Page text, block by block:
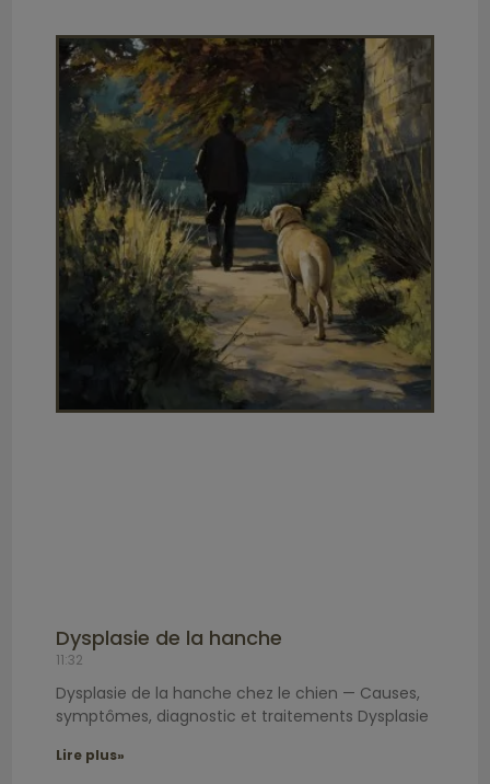
Dysplasie de la hanche
11:32
Dysplasie de la hanche chez le chien — Causes,
symptômes, diagnostic et traitements Dysplasie
Lire plus»